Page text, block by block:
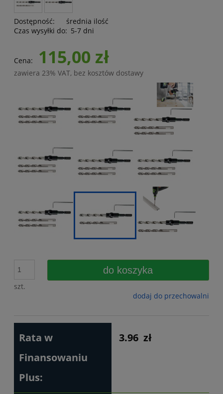
Dostępność:
średnia ilość
Czas wysyłki do: 5-7 dni
Cena: 115,00 zł
zawiera 23% VAT, bez kosztów dostawy
szt.
do koszyka
dodaj do przechowalni
Rata w
Finansowaniu
Plus:
3.96 zł